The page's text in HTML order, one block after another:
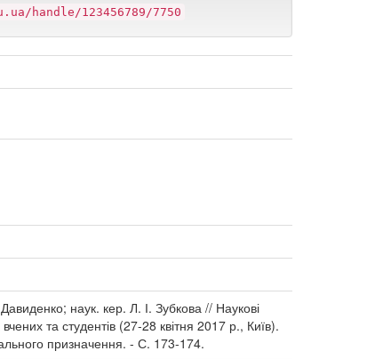
handle/123456789/7750
наук. кер. Л. І. Зубкова // Наукові
та студентів (27-28 квітня 2017 р., Київ).
призначення. - С. 173-174.